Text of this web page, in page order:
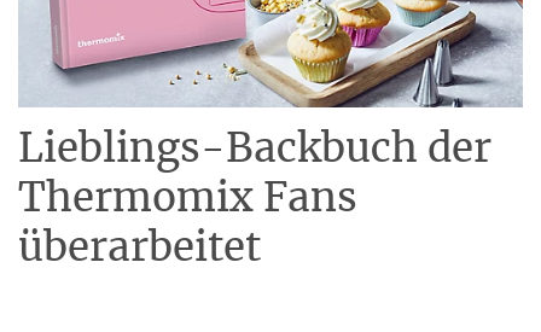
Lieblings-Backbuch der
Thermomix Fans
überarbeitet